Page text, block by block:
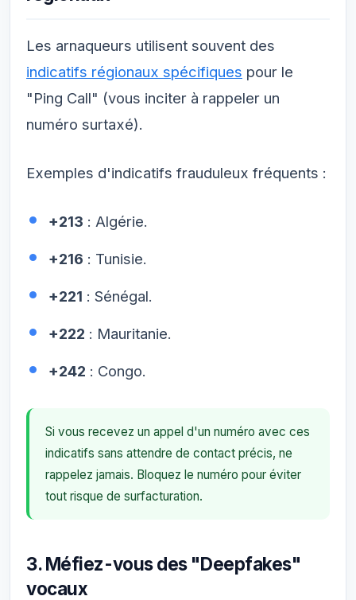
Les arnaqueurs utilisent souvent des
indicatifs régionaux spécifiques pour le
"Ping Call" (vous inciter à rappeler un
numéro surtaxé).
Exemples d'indicatifs frauduleux fréquents :
+213 : Algérie.
+216 : Tunisie.
+221 : Sénégal.
+222 : Mauritanie.
+242 : Congo.
Si vous recevez un appel d'un numéro avec ces
indicatifs sans attendre de contact précis, ne
rappelez jamais. Bloquez le numéro pour éviter
tout risque de surfacturation.
3. Méfiez-vous des "Deepfakes"
vocaux